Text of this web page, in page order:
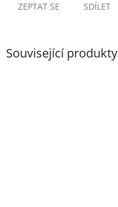
ZEPTAT SE SDÍLET
Související produkty